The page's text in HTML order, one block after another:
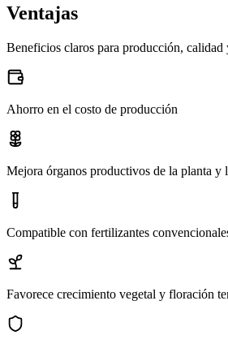
Ventajas
Beneficios claros para producción, calidad
Ahorro en el costo de producción
Mejora órganos productivos de la planta y
Compatible con fertilizantes
Favorece crecimiento vegetal y floración